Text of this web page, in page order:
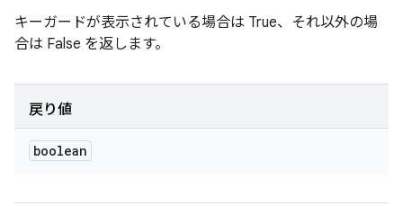
キーガードが表示されている場合は True、それ以外の場
合は False を返します。
戻り値
boolean